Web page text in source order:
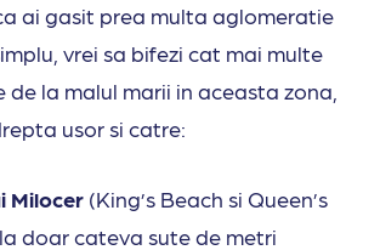
ai gasit prea multa aglomeratie
vrei sa bifezi cat mai multe
de la malul marii in aceasta zona,
usor si catre:
Milocer (King’s Beach si Queen’s
doar cateva sute de metri